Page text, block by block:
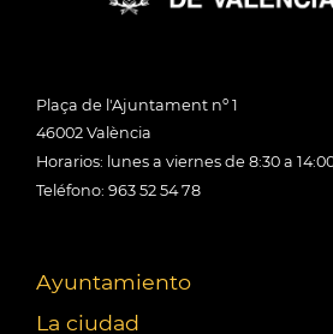
Plaça de l'Ajuntament nº 1
46002 València
Horarios: lunes a viernes de 8:30 a
Teléfono: 963 52 54 78
Ayuntamiento
La ciudad